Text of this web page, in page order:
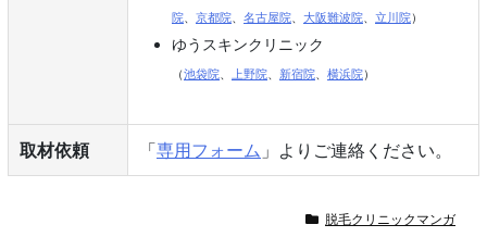
院
京都院 名古屋院 大阪難波院 立川院）
ゆうスキンクリニック
（池袋院 上野院 新宿院 横浜院）
取材依頼 「専用フォーム 」よりご連絡ください。
脱毛クリニックマンガ